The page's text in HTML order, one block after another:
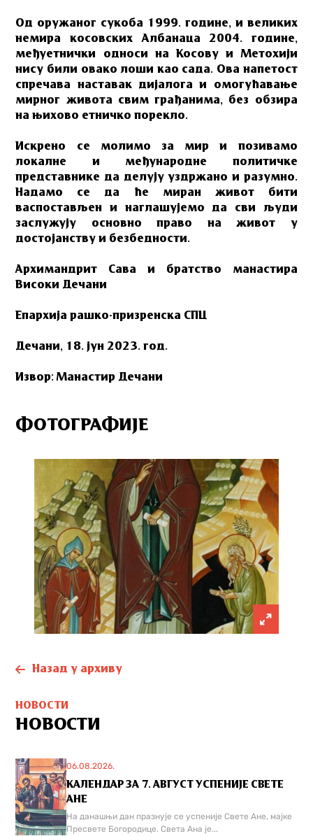
Од оружаног сукоба 1999. године, и великих
немира косовских Албанаца 2004. године,
међуетнички односи на Косову и Метохији
нису били овако лоши као сада. Ова напетост
спречава наставак дијалога и омогућавање
мирног живота свим грађанима, без обзира
на њихово етничко порекло.
Искрено се молимо за мир и позивамо
локалне и међународне политичке
представнике да делују уздржано и разумно.
Надамо се да ће миран живот бити
васпостављен и наглашујемо да сви људи
заслужују основно право на живот у
достојанству и безбедности.
Архимандрит Сава и братство манастира
Високи Дечани
Епархија рашко-призренска СПЦ
Дечани, 18. јун 2023. год.
Извор: Манастир Дечани
ФОТОГРАФИЈЕ
Назад у архиву
НОВОСТИ
НОВОСТИ
06.08.2026.
КАЛЕНДАР ЗА 7. АВГУСТ УСПЕНИЈЕ СВЕТЕ
АНЕ
На данашњи дан празнује се успеније Свете Ане, мајке
Пресвете Богородице. Света Ана је...